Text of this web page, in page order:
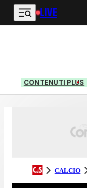
Vai al contenuto principale
LIVE
CONTENUTI PLUS
CALCIO